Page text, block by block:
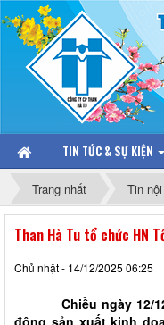
TIN TỨC & SỰ KIỆN
Trang nhất Tin
Than Hà Tu tổ chức HN
Chủ nhật - 14/12/2025 06:25
Chiều ngày 12/12,
động sản xuất kinh